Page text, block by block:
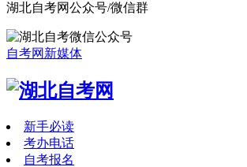
湖北自考网公众号/微信群
自考网新媒体
新手必读
考办电话
自考报名